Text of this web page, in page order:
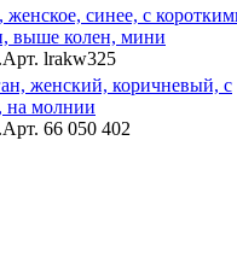
Арт. lrakw325
Арт. 66 050 402